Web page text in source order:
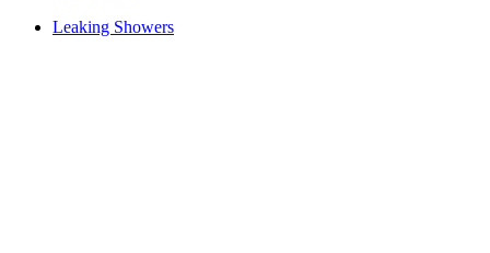
Leaking Showers